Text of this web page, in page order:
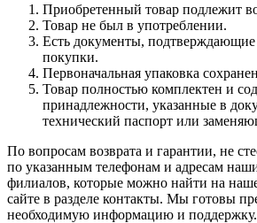
Приобретенный товар подлежит
Товар не был в употреблении.
Есть документы, подтверждающие
покупки.
Первоначальная упаковка
Товар полностью комплектен и
принадлежности, указанные в
технический паспорт или
По вопросам возврата и гарантии, не
по указанным телефонам и адресам
филиалов, которые можно найти на
сайте в разделе контакты. Мы готовы
необходимую информацию и поддержку.